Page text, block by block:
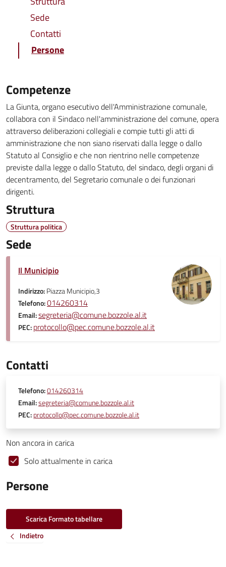
Sede
Contatti
Persone
Competenze
La Giunta, organo esecutivo dell'Amministrazione comunale,
collabora con il Sindaco nell'amministrazione del comune, opera
attraverso deliberazioni collegiali e compie tutti gli atti di
amministrazione che non siano riservati dalla legge o dallo
Statuto al Consiglio e che non rientrino nelle competenze
previste dalla legge o dallo Statuto, del sindaco, degli organi di
decentramento, del Segretario comunale o dei funzionari
dirigenti.
Struttura
Struttura politica
Sede
Il Municipio
Indirizzo:Piazza Municipio,3
Telefono:014260314
Email:segreteria@comune.bozzole.al.it
PEC:protocollo@pec.comune.bozzole.al.it
Contatti
Telefono:014260314
Email:segreteria@comune.bozzole.al.it
PEC:protocollo@pec.comune.bozzole.al.it
Non ancora in carica
Solo attualmente in carica
Persone
Scarica Formato tabellare
Indietro